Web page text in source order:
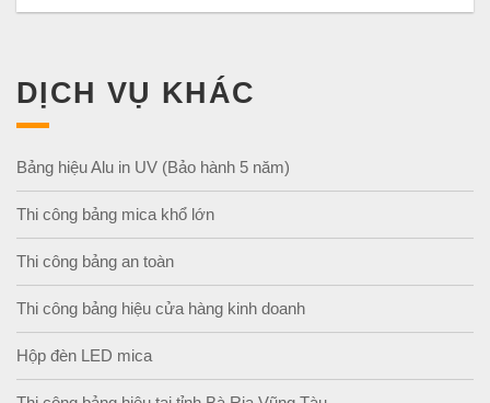
DỊCH VỤ KHÁC
Bảng hiệu Alu in UV (Bảo hành 5 năm)
Thi công bảng mica khổ lớn
Thi công bảng an toàn
Thi công bảng hiệu cửa hàng kinh doanh
Hộp đèn LED mica